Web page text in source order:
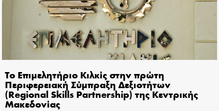
Το Επιμελητήριο Κιλκίς στην πρώτη
Περιφερειακή Σύμπραξη Δεξιοτήτων
(Regional Skills Partnership) της Κεντρικής
Μακεδονίας